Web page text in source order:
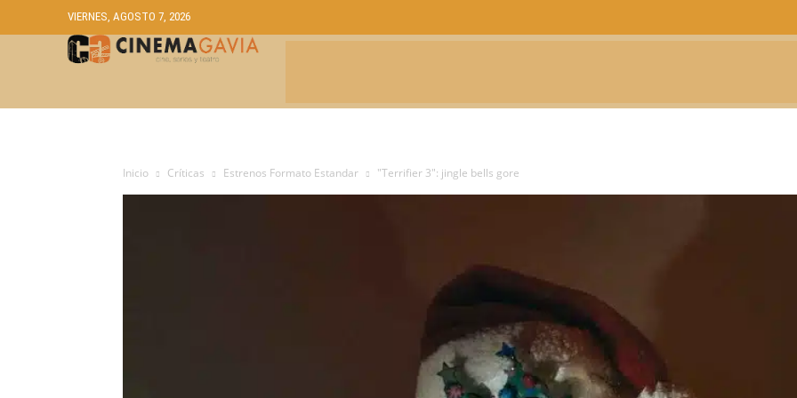
VIERNES, AGOSTO 7, 2026
Inicio Críticas Estrenos Formato Estandar "Terrifier 3": jingle bells gore